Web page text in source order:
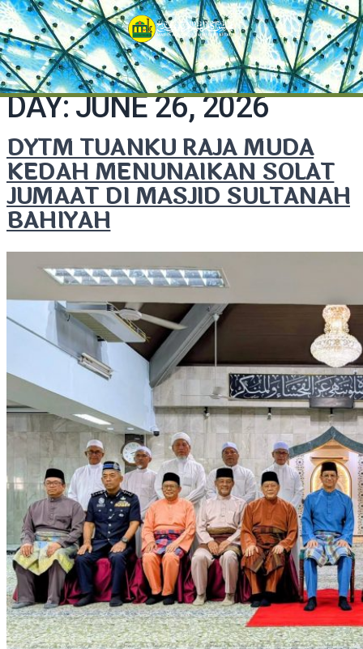
DAY:JUNE 26, 2026
DYTM TUANKU RAJA MUDA
KEDAH MENUNAIKAN SOLAT
JUMAAT DI MASJID SULTANAH
BAHIYAH